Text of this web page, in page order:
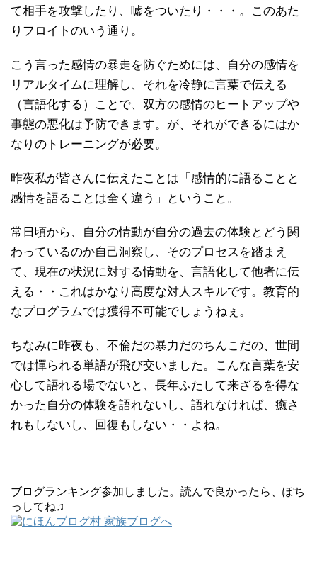
て相手を攻撃したり、嘘をついたり・・・。このあた
りフロイトのいう通り。
こう言った感情の暴走を防ぐためには、自分の感情を
リアルタイムに理解し、それを冷静に言葉で伝える
（言語化する）ことで、双方の感情のヒートアップや
事態の悪化は予防できます。が、それができるにはか
なりのトレーニングが必要。
昨夜私が皆さんに伝えたことは「感情的に語ることと
感情を語ることは全く違う」ということ。
常日頃から、自分の情動が自分の過去の体験とどう関
わっているのか自己洞察し、そのプロセスを踏まえ
て、現在の状況に対する情動を、言語化して他者に伝
える・・これはかなり高度な対人スキルです。教育的
なプログラムでは獲得不可能でしょうねぇ。
ちなみに昨夜も、不倫だの暴力だのちんこだの、世間
では憚られる単語が飛び交いました。こんな言葉を安
心して語れる場でないと、長年ふたして来ざるを得な
かった自分の体験を語れないし、語れなければ、癒さ
れもしないし、回復もしない・・よね。
ブログランキング参加しました。読んで良かったら、ぽち
っしてね♫